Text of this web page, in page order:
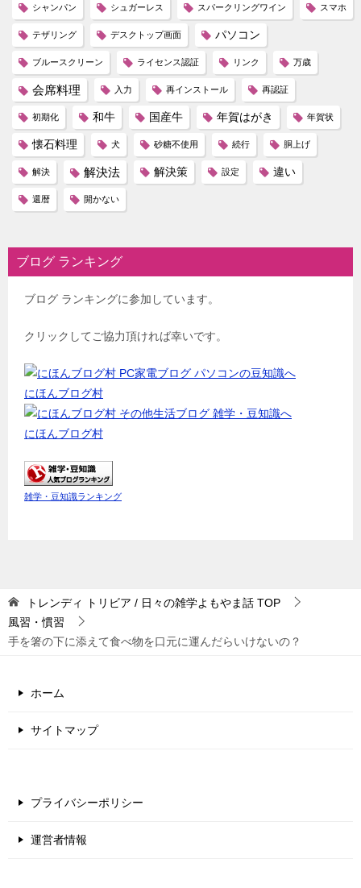
シャンパン シュガーレス スパークリングワイン スマホ
テザリング デスクトップ画面 パソコン
ブルースクリーン ライセンス認証 リンク 万歳
会席料理 入力 再インストール 再認証
初期化 和牛 国産牛 年賀はがき 年賀状
懐石料理 犬 砂糖不使用 続行 胴上げ
解決 解決法 解決策 設定 違い
還暦 開かない
ブログ ランキング
ブログ ランキングに参加しています。
クリックしてご協力頂ければ幸いです。
にほんブログ村
にほんブログ村
雑学・豆知識ランキング
トレンディ トリビア / 日々の雑学よもやま話 TOP
風習・慣習
手を箸の下に添えて食べ物を口元に運んだらいけないの？
ホーム
サイトマップ
プライバシーポリシー
運営者情報